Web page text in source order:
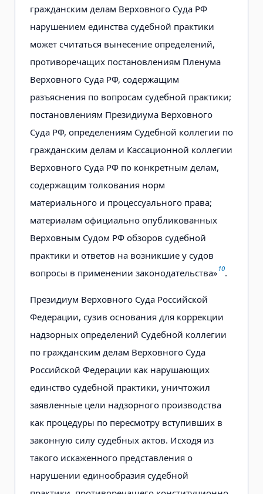
гражданским делам Верховного Суда РФ
нарушением единства судебной практики
может считаться вынесение определений,
противоречащих постановлениям Пленума
Верховного Суда РФ, содержащим
разъяснения по вопросам судебной практики;
постановлениям Президиума Верховного
Суда РФ, определениям Судебной коллегии по
гражданским делам и Кассационной коллегии
Верховного Суда РФ по конкретным делам,
содержащим толкования норм
материального и процессуального права;
материалам официально опубликованных
Верховным Судом РФ обзоров судебной
практики и ответов на возникшие у судов
вопросы в применении законодательства»10.
Президиум Верховного Суда Российской
Федерации, сузив основания для коррекции
надзорных определений Судебной коллегии
по гражданским делам Верховного Суда
Российской Федерации как нарушающих
единство судебной практики, уничтожил
заявленные цели надзорного производства
как процедуры по пересмотру вступивших в
законную силу судебных актов. Исходя из
такого искаженного представления о
нарушении единообразия судебной